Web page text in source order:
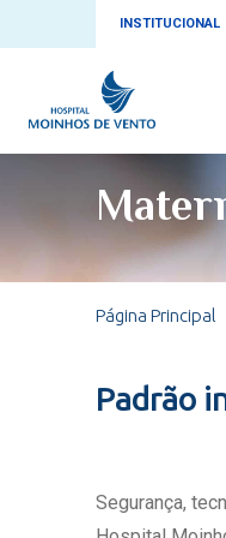
INSTITUCIONAL
Serviços Médicos
Núcleos e
Exames
Fale com o
Seu Médico
Página Principal
Padrão
Segurança,